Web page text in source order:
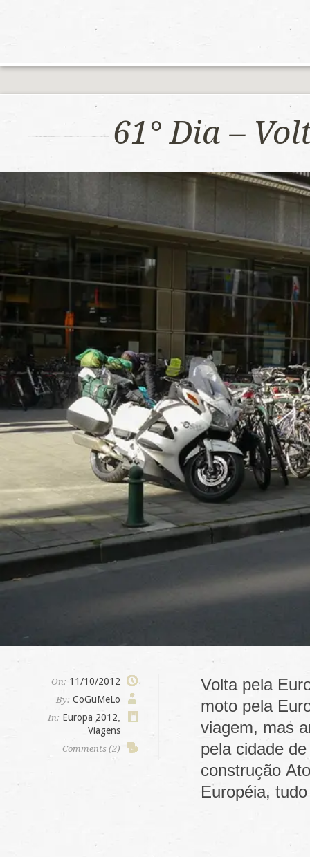
61° Dia –
On: 11/10/2012
By: CoGuMeLo
In: Europa 2012
Viagens
Comments (2)
Volta pela
moto pela
viagem, mas
pela cidade
construção
Européia,